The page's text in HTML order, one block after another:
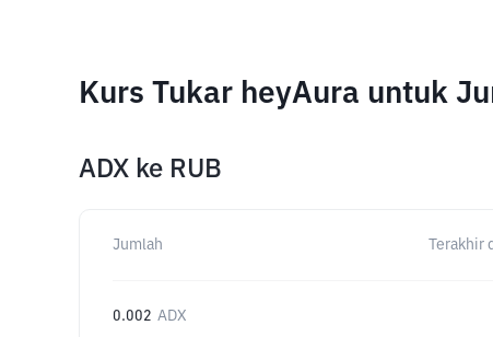
Kurs Tukar heyAura untuk
ADX ke RUB
Jumlah Terakhir
0.002 ADX